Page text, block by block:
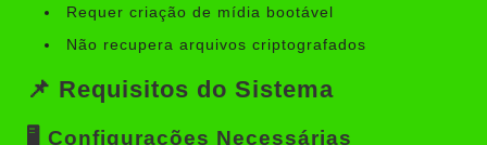
Requer criação de mídia bootável
Não recupera arquivos criptografados
📌 Requisitos do Sistema
🖥️ Configurações Necessárias